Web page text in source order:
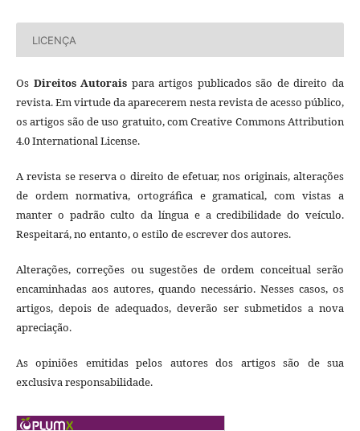
LICENÇA
Os Direitos Autorais para artigos publicados são de direito da
revista. Em virtude da aparecerem nesta revista de acesso público,
os artigos são de uso gratuito, com Creative Commons Attribution
4.0 International License.
A revista se reserva o direito de efetuar, nos originais, alterações
de ordem normativa, ortográfica e gramatical, com vistas a
manter o padrão culto da língua e a credibilidade do veículo.
Respeitará, no entanto, o estilo de escrever dos autores.
Alterações, correções ou sugestões de ordem conceitual serão
encaminhadas aos autores, quando necessário. Nesses casos, os
artigos, depois de adequados, deverão ser submetidos a nova
apreciação.
As opiniões emitidas pelos autores dos artigos são de sua
exclusiva responsabilidade.